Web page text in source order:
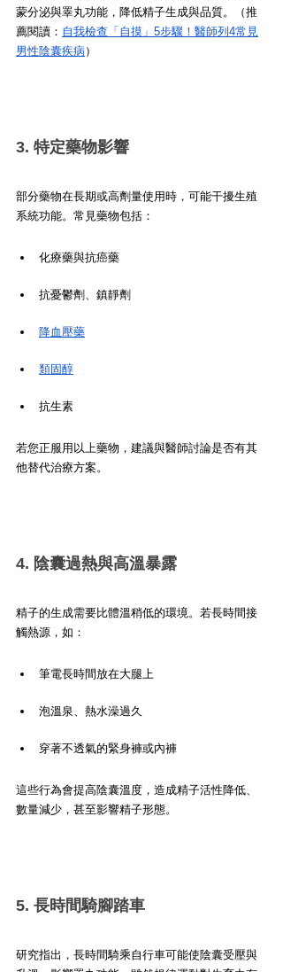
蒙分泌與睪丸功能，降低精子生成與品質。（推
薦閱讀： 自我檢查「自摸」5步驟！醫師列4常見
男性陰囊疾病 ）
3. 特定藥物影響
部分藥物在長期或高劑量使用時，可能干擾生殖
系統功能。常見藥物包括：
化療藥與抗癌藥
抗憂鬱劑、鎮靜劑
降血壓藥
類固醇
抗生素
若您正服用以上藥物，建議與醫師討論是否有其
他替代治療方案。
4. 陰囊過熱與高溫暴露
精子的生成需要比體溫稍低的環境。若長時間接
觸熱源，如：
筆電長時間放在大腿上
泡溫泉、熱水澡過久
穿著不透氣的緊身褲或內褲
這些行為會提高陰囊溫度，造成精子活性降低、
數量減少，甚至影響精子形態。
5. 長時間騎腳踏車
研究指出，長時間騎乘自行車可能使陰囊受壓與